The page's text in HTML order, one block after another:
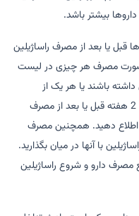
بیشتر باشد.
یا بعد از مصرف راساژیلین
صورت مصرف هر چیزی در لیست
باشند یا هر یک از
محصولات افزایش دهنده سروتونین، در طی 2 هفته قبل یا بعد از مصرف
اطلاع دهید. همچنین مصرف
از شروع راساژیلین با آنها در میان بگذارید.
دارو و شروع راساژیلین